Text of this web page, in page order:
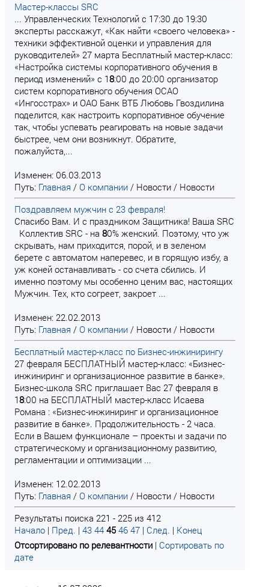
Мастер-классы SRC
... Управленческих Технологий с 17:30 до 19:30
эксперты расскажут, «Как найти «своего человека» -
техники эффективной оценки и управления для
руководителей» 27 марта Бесплатный мастер-класс:
«Настройка системы корпоративного обучения в
период изменений» с 18:00 до 20:00 организатор
систем корпоративного обучения ОСАО
«Ингосстрах» и ОАО Банк ВТБ Любовь Гвоздилина
поделится, как настроить корпоративное обучение
так, чтобы успевать реагировать на новые задачи
быстрее, чем они возникнут. Обратите,
пожалуйста,...
Изменен: 06.03.2013
Путь: Главная / О компании / Новости / Новости
Поздравляем мужчин с 23 февраля!
Спасибо Вам. И с праздником Защитника! Ваша SRC
Коллектив SRC - на 80% женский. Поэтому, что уж
скрывать, нам приходится, порой, и в зеленом
берете с автоматом наперевес, и в горящую избу, а
уж коней останавливать - со счета сбились. И
именно поэтому мы особенно ценим вас, настоящих
Мужчин. Тех, кто согреет, закроет ...
Изменен: 22.02.2013
Путь: Главная / О компании / Новости / Новости
Бесплатный мастер-класс по Бизнес-инжинирингу
27 февраля БЕСПЛАТНЫЙ мастер-класс: «Бизнес-
инжиниринг и организационное развитие в банке».
Бизнес-школа SRC приглашает Вас 27 февраля в
18:00 на БЕСПЛАТНЫЙ мастер-класс Исаева
Романа : «Бизнес-инжиниринг и организационное
развитие в банке». Продолжительность - 2 часа.
Если в Вашем функционале – проекты и задачи по
стратегическому и организационному развитию,
регламентации и оптимизации ...
Изменен: 12.02.2013
Путь: Главная / О компании / Новости / Новости
Результаты поиска 221 - 225 из 412
Начало | Пред. | 43 44 45 46 47 | След. | Конец
Отсортировано по релевантности | Сортировать по
дате